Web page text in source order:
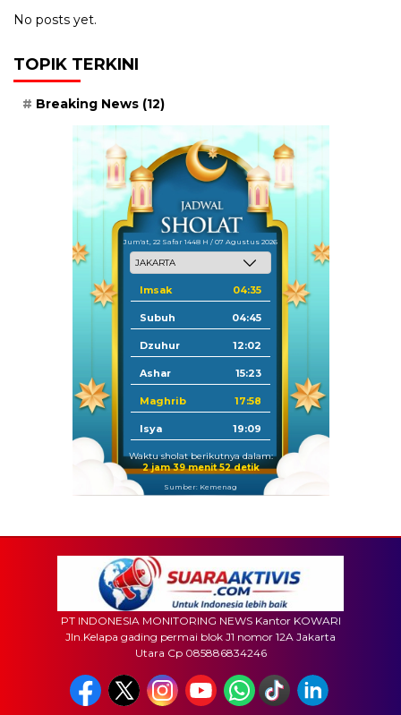
No posts yet.
TOPIK TERKINI
Breaking News (12)
Jum'at, 22 Safar 1448 H / 07 Agustus 2026
Imsak 04:35
Subuh 04:45
Dzuhur 12:02
Ashar 15:23
Maghrib 17:58
Isya 19:09
Waktu sholat berikutnya dalam:
2 jam 39 menit 50 detik
Sumber: Kemenag
PT INDONESIA MONITORING NEWS Kantor KOWARI
Jln.Kelapa gading permai blok J1 nomor 12A Jakarta
Utara Cp 085886834246